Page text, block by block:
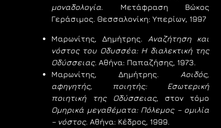
μοναδολογία. Μετάφραση Βώκος
Γεράσιμος. Θεσσαλονίκη: Υπερίων, 1997
Μαρωνίτης, Δημήτρης. Αναζήτηση και
νόστος του Οδυσσέα: Η διαλεκτική της
Οδύσσειας. Αθήνα: Παπαζήσης, 1973.
Μαρωνίτης, Δημήτρης. Αοιδός,
αφηγητής, ποιητής: Εσωτερική
ποιητική της Οδύσσειας, στον τόμο
Ομηρικά μεγαθέματα: Πόλεμος – ομιλία
– νόστος. Αθήνα: Κέδρος, 1999.